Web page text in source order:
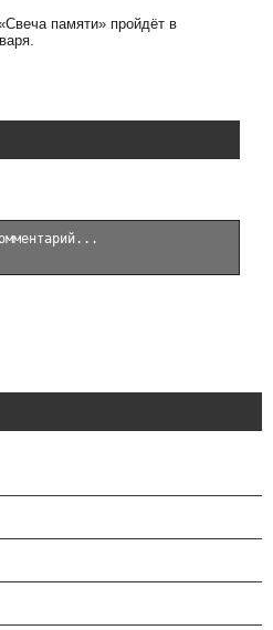
памяти» пройдёт в